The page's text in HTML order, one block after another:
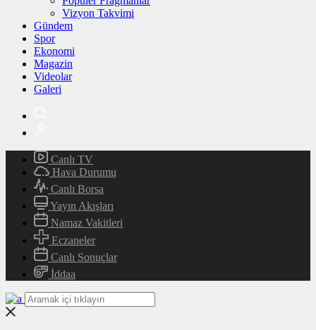
Vizyon Takvimi
Gündem
Spor
Ekonomi
Magazin
Videolar
Galeri
Canlı TV
Hava Durumu
Canlı Borsa
Yayın Akışları
Namaz Vakitleri
Eczaneler
Canlı Sonuçlar
İddaa